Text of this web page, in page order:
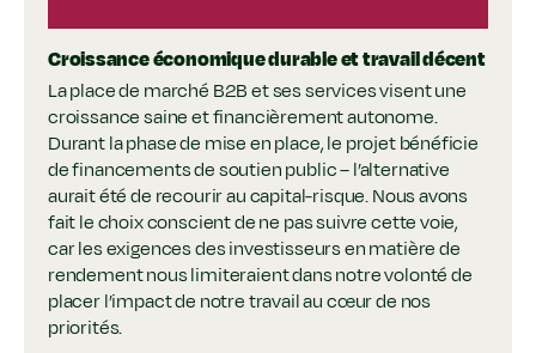
Croissance économique durable et travail décent
La place de marché B2B et ses services visent une
croissance saine et financièrement autonome.
Durant la phase de mise en place, le projet bénéficie
de financements de soutien public – l’alternative
aurait été de recourir au capital-risque. Nous avons
fait le choix conscient de ne pas suivre cette voie,
car les exigences des investisseurs en matière de
rendement nous limiteraient dans notre volonté de
placer l’impact de notre travail au cœur de nos
priorités.